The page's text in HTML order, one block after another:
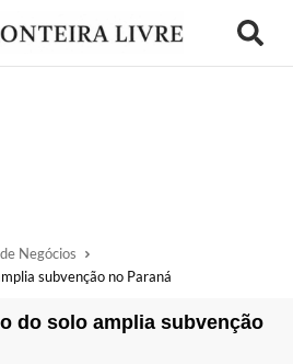
Negócios
subvenção no Paraná
do solo amplia subvenção